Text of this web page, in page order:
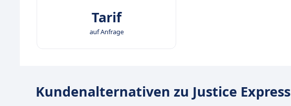
Tarif
auf Anfrage
Kundenalternativen zu Justice Express